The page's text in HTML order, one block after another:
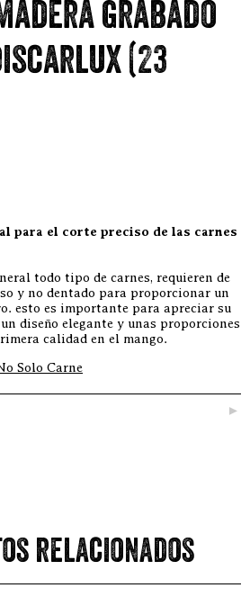
grabado
(23
para el corte preciso de las carnes
todo tipo de carnes, requieren de
y no dentado para proporcionar un
esto es importante para apreciar su
diseño elegante y unas proporciones
calidad en el mango.
Solo Carne
relacionados